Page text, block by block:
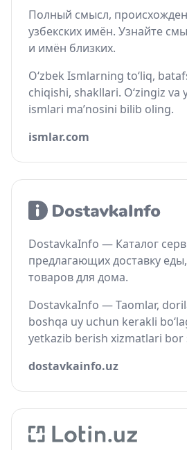
Полный смысл,
узбекских имён. Узнайте
и имён близких.
O‘zbek Ismlarning to‘liq,
chiqishi, shakllari. O‘zingiz
ismlari ma’nosini bilib oling.
ismlar.com
DostavkaInfo — Каталог
предлагающих доставку
товаров для дома.
DostavkaInfo — Taomlar,
boshqa uy uchun kerakli
yetkazib berish xizmatlari bor
dostavkainfo.uz